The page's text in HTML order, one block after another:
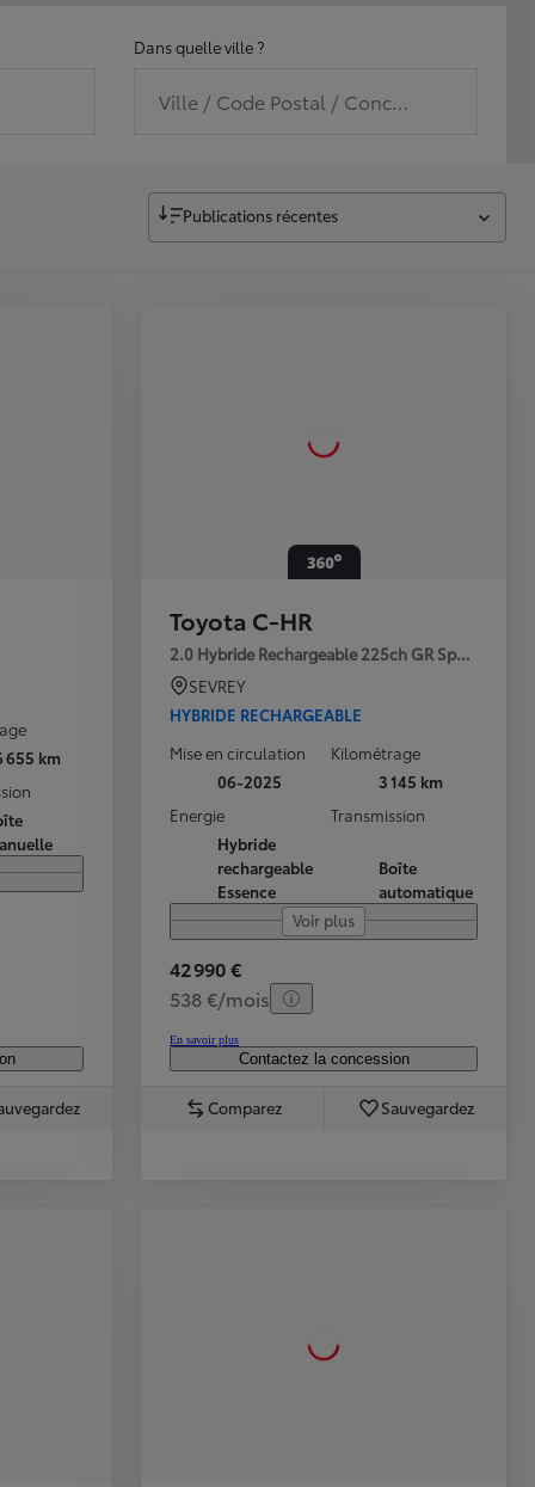
Dans quelle ville ?
Ville / Code Postal / Concession
Publications récentes
655 km
Toyota C-HR
2.0 Hybride Rechargeable 225ch GR Sport
SEVREY
HYBRIDE RECHARGEABLE
Mise en circulation
06-2025
Kilométrage
3 145 km
Energie
Hybride
rechargeable
Essence
Transmission
Boîte
automatique
Voir plus
42 990 €
538 €/mois
En savoir plus
Contactez la concession
Comparez Sauvegardez